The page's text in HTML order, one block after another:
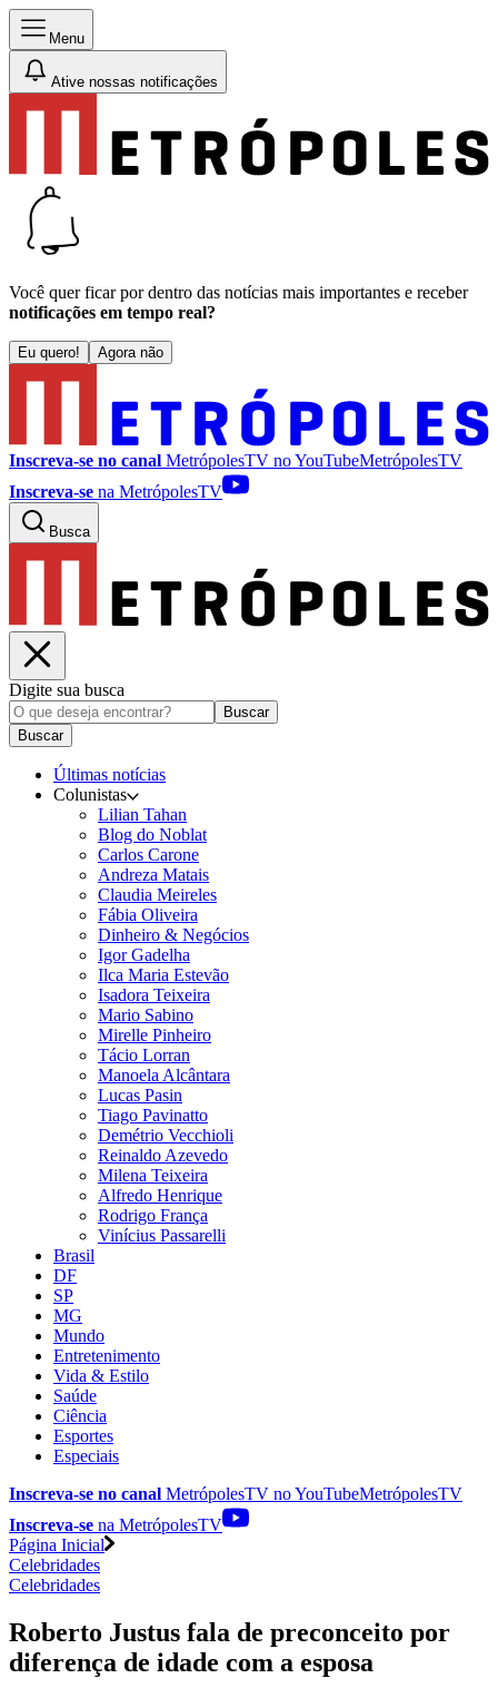
Menu
Ative nossas notificações
Você quer ficar por dentro das notícias mais importantes e receber
notificações em tempo real?
Eu quero! Agora não
Inscreva-se no canal MetrópolesTV noYouTubeMetrópolesTV
Inscreva-se na MetrópolesTV
Busca
Digite sua busca
Buscar
Buscar
Últimas notícias
Colunistas
Lilian Tahan
Blog do Noblat
Carlos Carone
Andreza Matais
Claudia Meireles
Fábia Oliveira
Dinheiro & Negócios
Igor Gadelha
Ilca Maria Estevão
Isadora Teixeira
Mario Sabino
Mirelle Pinheiro
Tácio Lorran
Manoela Alcântara
Lucas Pasin
Tiago Pavinatto
Demétrio Vecchioli
Reinaldo Azevedo
Milena Teixeira
Alfredo Henrique
Rodrigo França
Vinícius Passarelli
Brasil
DF
SP
MG
Mundo
Entretenimento
Vida & Estilo
Saúde
Ciência
Esportes
Especiais
Inscreva-se no canal MetrópolesTV noYouTubeMetrópolesTV
Inscreva-se na MetrópolesTV
Página Inicial
Celebridades
Celebridades
Roberto Justus fala de preconceito por
diferença de idade com a esposa